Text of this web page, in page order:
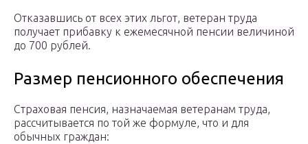
Отказавшись от всех этих льгот, ветеран труда
получает прибавку к ежемесячной пенсии величиной
до 700 рублей.
Размер пенсионного обеспечения
Страховая пенсия, назначаемая ветеранам труда,
рассчитывается по той же формуле, что и для
обычных граждан: